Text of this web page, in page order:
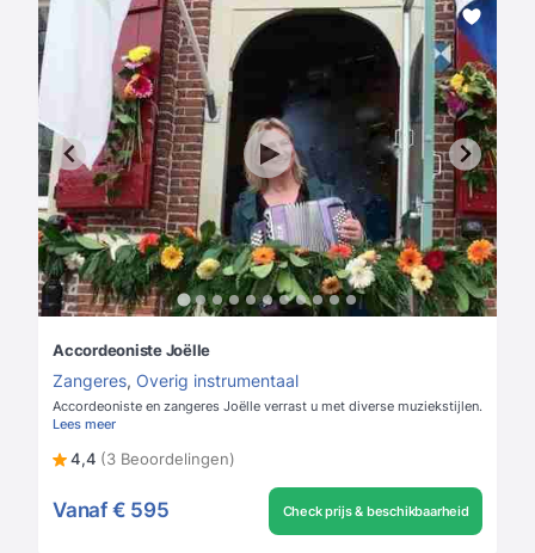
Accordeoniste Joëlle
Zangeres, Overig instrumentaal
Accordeoniste en zangeres Joëlle verrast u met diverse muziekstijlen.
Lees meer
4,4 (3 Beoordelingen)
Vanaf € 595 Check prijs & beschikbaarheid